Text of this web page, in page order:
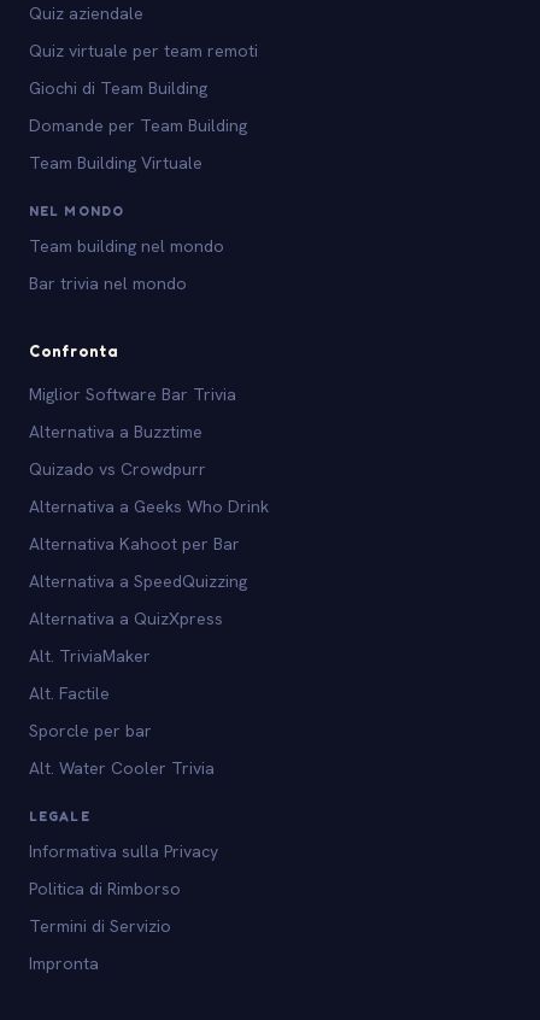
Quiz aziendale
Quiz virtuale per team remoti
Giochi di Team Building
Domande per Team Building
Team Building Virtuale
NEL MONDO
Team building nel mondo
Bar trivia nel mondo
Confronta
Miglior Software Bar Trivia
Alternativa a Buzztime
Quizado vs Crowdpurr
Alternativa a Geeks Who Drink
Alternativa Kahoot per Bar
Alternativa a SpeedQuizzing
Alternativa a QuizXpress
Alt. TriviaMaker
Alt. Factile
Sporcle per bar
Alt. Water Cooler Trivia
LEGALE
Informativa sulla Privacy
Politica di Rimborso
Termini di Servizio
Impronta